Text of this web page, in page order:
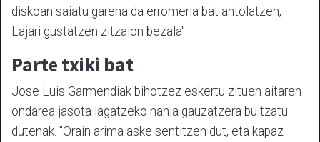
diskoan saiatu garena da erromeria bat antolatzen,
Lajari gustatzen zitzaion bezala".
Parte txiki bat
Jose Luis Garmendiak bihotzez eskertu zituen aitaren
ondarea jasota lagatzeko nahia gauzatzera bultzatu
dutenak. "Orain arima aske sentitzen dut, eta kapaz